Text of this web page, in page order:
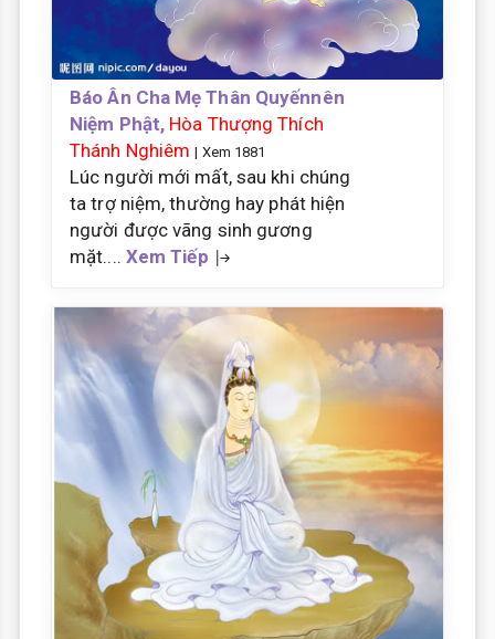
Báo Ân Cha Mẹ Thân Quyếnnên
Niệm Phật, Hòa Thượng Thích
Thánh Nghiêm | Xem 1881
Lúc người mới mất, sau khi chúng
ta trợ niệm, thường hay phát hiện
người được vãng sinh gương
mặt.... Xem Tiếp